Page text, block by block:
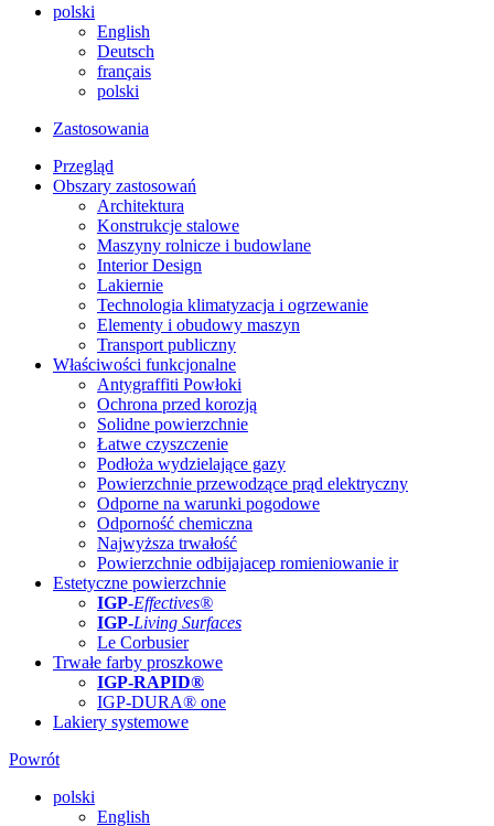
polski
English
Deutsch
français
polski
Zastosowania
Przegląd
Obszary zastosowań
Architektura
Konstrukcje stalowe
Maszyny rolnicze i budowlane
Interior Design
Lakiernie
Technologia klimatyzacja i ogrzewanie
Elementy i obudowy maszyn
Transport publiczny
Właściwości funkcjonalne
Antygraffiti Powłoki
Ochrona przed korozją
Solidne powierzchnie
Łatwe czyszczenie
Podłoża wydzielające gazy
Powierzchnie przewodzące prąd elektryczny
Odporne na warunki pogodowe
Odporność chemiczna
Najwyższa trwałość
Powierzchnie odbijajacep romieniowanie ir
Estetyczne powierzchnie
IGP-Effectives®
IGP-Living Surfaces
Le Corbusier
Trwałe farby proszkowe
IGP-RAPID®
IGP-DURA® one
Lakiery systemowe
Powrót
polski
English